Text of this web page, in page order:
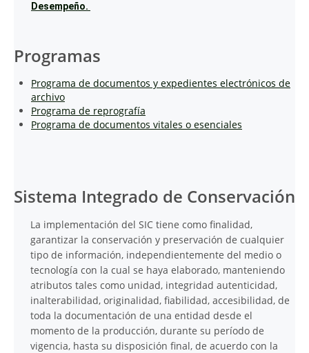
Desempeño.
Programas
Programa de documentos y expedientes electrónicos de
archivo
Programa de reprografía
Programa de documentos vitales o esenciales
Sistema Integrado de Conservación
La implementación del SIC tiene como finalidad,
garantizar la conservación y preservación de cualquier
tipo de información, independientemente del medio o
tecnología con la cual se haya elaborado, manteniendo
atributos tales como unidad, integridad autenticidad,
inalterabilidad, originalidad, fiabilidad, accesibilidad, de
toda la documentación de una entidad desde el
momento de la producción, durante su período de
vigencia, hasta su disposición final, de acuerdo con la